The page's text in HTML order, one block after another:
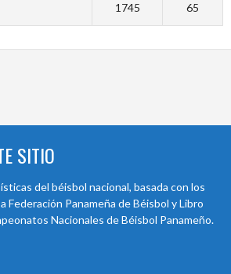
1745 65
SITIO
del béisbol nacional, basada con los
Federación Panameña de Béisbol y Libro
Nacionales de Béisbol Panameño.